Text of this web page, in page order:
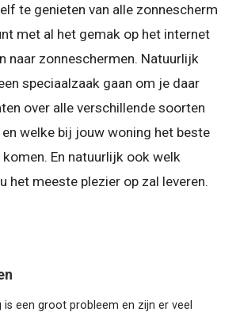
te genieten van alle zonnescherm
met al het gemak op het internet
naar zonneschermen. Natuurlijk
speciaalzaak gaan om je daar
over alle verschillende soorten
welke bij jouw woning het beste
En natuurlijk ook welk
het meeste plezier op zal leveren.
is een groot probleem en zijn er veel